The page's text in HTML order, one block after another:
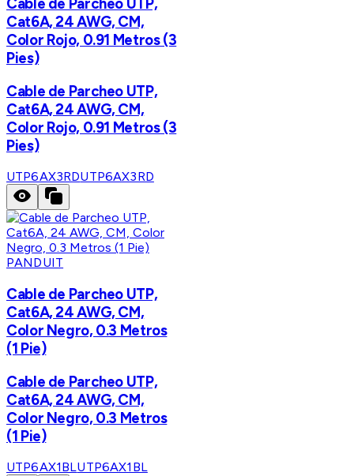
Cat6A, 24 AWG, CM,
Color Rojo, 0.91 Metros (3
Pies)
Cable de Parcheo UTP,
Cat6A, 24 AWG, CM,
Color Rojo, 0.91 Metros (3
Pies)
UTP6AX3RDUTP6AX3RD
PANDUIT
Cable de Parcheo UTP,
Cat6A, 24 AWG, CM,
Color Negro, 0.3 Metros
(1 Pie)
Cable de Parcheo UTP,
Cat6A, 24 AWG, CM,
Color Negro, 0.3 Metros
(1 Pie)
UTP6AX1BLUTP6AX1BL